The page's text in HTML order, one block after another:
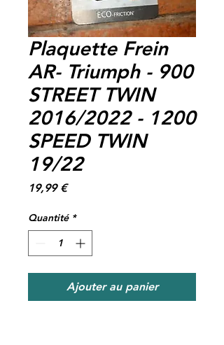
Plaquette Frein
AR- Triumph - 900
STREET TWIN
2016/2022 - 1200
SPEED TWIN
19/22
19,99 €Prix
Quantité *
Ajouter au panier